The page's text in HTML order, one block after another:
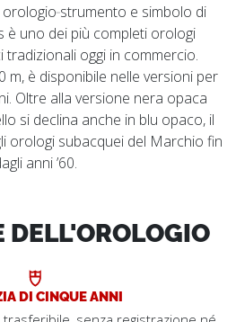
e simbolo di
è uno dei più completi orologi
tradizionali oggi in commercio.
m, è disponibile nelle versioni per
Oltre alla versione nera opaca
si declina anche in blu opaco, il
orologi subacquei del Marchio fin
anni ’60.
DELL'OROLOGIO
DI CINQUE ANNI